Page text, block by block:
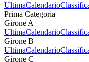
UltimaCalendario
Prima Categoria
Girone A
UltimaCalendario
Girone B
UltimaCalendario
Girone C